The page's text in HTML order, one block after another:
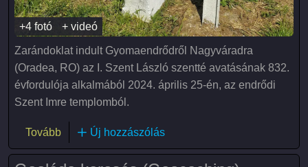
+4 fotó + videó
Zarándoklat indult Gyomaendrődről Nagyváradra
(Oradea, RO) az I. Szent László szentté avatásának 832.
évfordulója alkalmából 2024. április 25-én, az endrődi
Szent Imre templomból.
Tovább(Szent László gyalogzarándoklat Gyomaendrőd-
Új hozzászólás